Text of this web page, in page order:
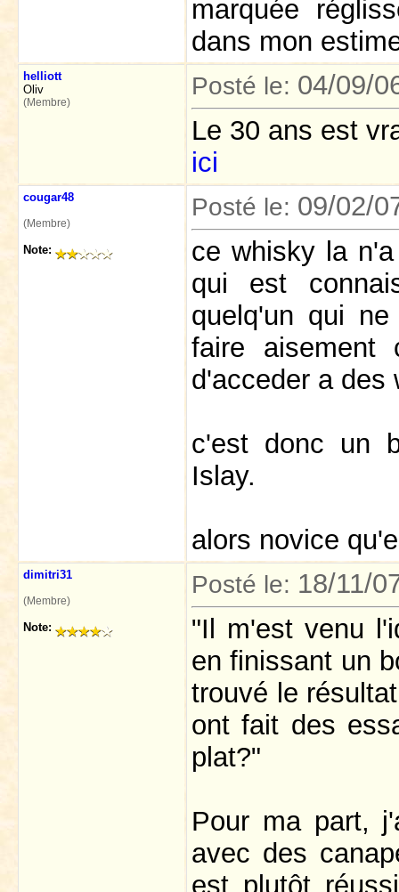
marquée
dans mon
helliott
Oliv
(Membre)
Posté le: 04/09/
Le 30 ans est
ici
cougar48
(Membre)
Note:
Posté le: 09/02/
ce whisky la
qui est
quelq'un qui
faire aisement
d'acceder a des
c'est donc un
Islay.
alors novice
dimitri31
(Membre)
Note:
Posté le: 18/11/
"Il m'est venu
en finissant un
trouvé le
ont fait des
plat?"
Pour ma part,
avec des
est plutôt